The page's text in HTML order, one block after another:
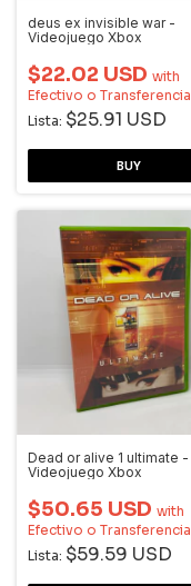
deus ex invisible war -
Videojuego Xbox
$22.02 USD with
Efectivo o Transferencia
Lista: $25.91 USD
Dead or alive 1 ultimate -
Videojuego Xbox
$50.65 USD with
Efectivo o Transferencia
Lista: $59.59 USD